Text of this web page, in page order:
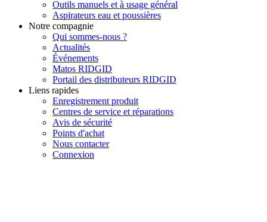
Outils manuels et à usage général
Aspirateurs eau et poussières
Notre compagnie
Qui sommes-nous ?
Actualités
Événements
Matos RIDGID
Portail des distributeurs RIDGID
Liens rapides
Enregistrement produit
Centres de service et réparations
Avis de sécurité
Points d'achat
Nous contacter
Connexion